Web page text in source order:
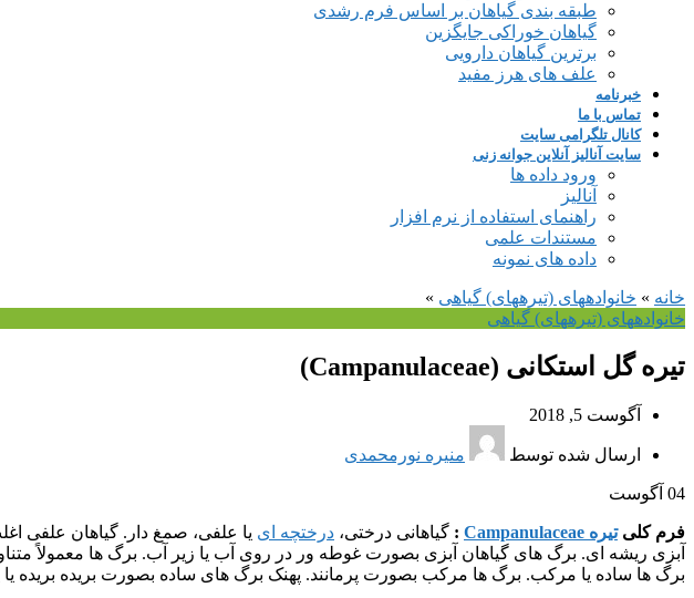
طبقه بندی گیاهان بر اساس فرم رشدی
گیاهان خوراکی جایگزین
برترین گیاهان دارویی
علف های هرز مفید
خبرنامه
تماس با ما
کانال تلگرامی سایت
سایت آنالیز آنلاین جوانه زنی
ورود داده ها
آنالیز
راهنمای استفاده از نرم افزار
مستندات علمی
داده های نمونه
خانه » خانواده‎های (تیره‎های) گیاهی
»
خانواده‎های (تیره‎های) گیاهی
تیره گل استکانی (Campanulaceae)
آگوست 5, 2018
ارسال شده توسط منیره نورمحمدی
04 آگوست
فرم کلیتیره Campanulaceae : گیاهانی درختی، درختچه ای یا علفی، صمغ دار. گیاهان علفی
آبزی ریشه ای. برگ های گیاهان آبزی بصورت غوطه ور در روی آب یا زیر آب. برگ ها معمولاً
برگ ها ساده یا مرکب. برگ ها مرکب بصورت پرمانند. پهنک برگ های ساده بصورت بریده بریده